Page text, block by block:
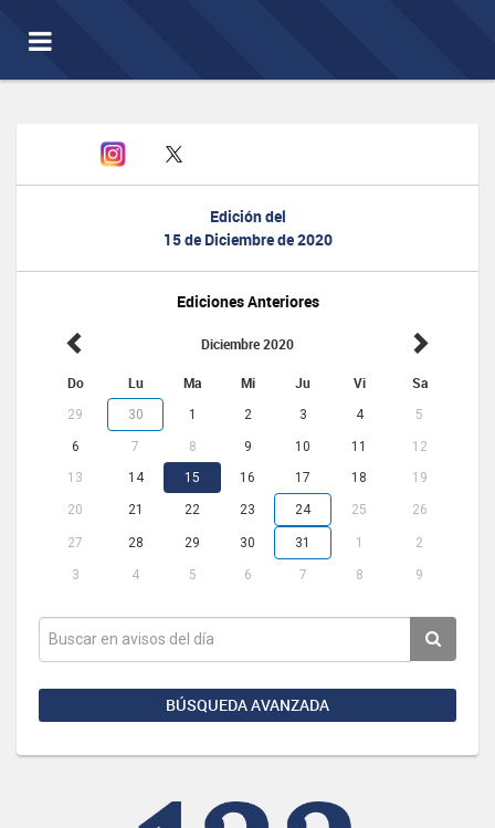
Toggle
navigation
Edición del
15 de Diciembre de 2020
Ediciones Anteriores
Diciembre 2020
Do Lu Ma Mi Ju Vi Sa
29 30 1 2 3 4 5
6 7 8 9 10 11
12
13
14 15 16 17 18 19
20 21 22 23 24 25 26
27 28 29 30 31 1 2
3 4 5 6 7 8 9
BÚSQUEDA AVANZADA